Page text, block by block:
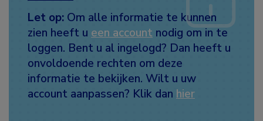
Let op: Om alle informatie te kunnen
zien heeft u een account nodig om in te
loggen. Bent u al ingelogd? Dan heeft u
onvoldoende rechten om deze
informatie te bekijken. Wilt u uw
account aanpassen? Klik dan hier